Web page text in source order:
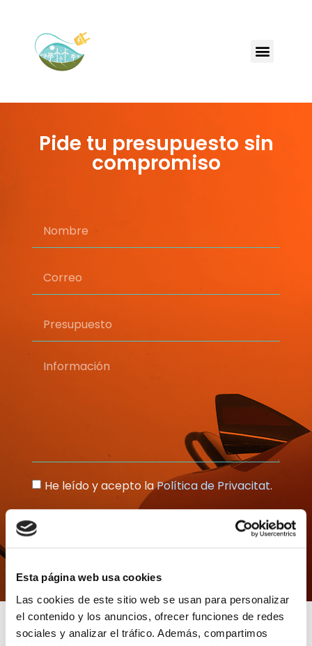
Esta página web usa cookies
Las cookies de este sitio web se usan para personalizar
el contenido y los anuncios, ofrecer funciones de redes
sociales y analizar el tráfico. Además, compartimos
Pide tu presupuesto sin
compromiso
He leído y acepto laPolítica de Privacitat.